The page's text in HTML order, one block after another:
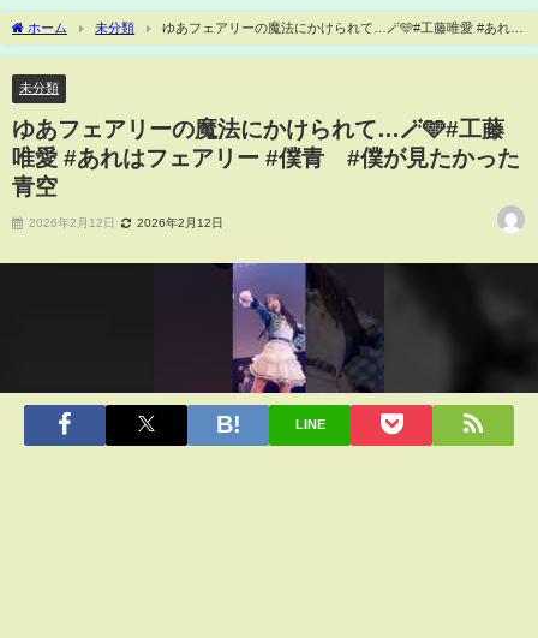
ホーム 未分類
ゆあフェアリーの魔法にかけられて…🪄🩵#工藤唯愛 #あれは
フェアリー #僕青 #僕が見たかった青空
未分類
ゆあフェアリーの魔法にかけられて…🪄🩵#工藤
唯愛 #あれはフェアリー #僕青 #僕が見たかった
青空
2026年2月12日 2026年2月12日
LINE